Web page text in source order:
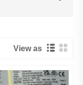
View as